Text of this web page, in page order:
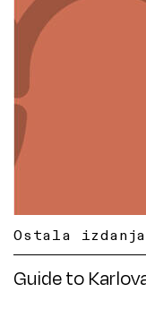
Ostala izdanja
Guide to